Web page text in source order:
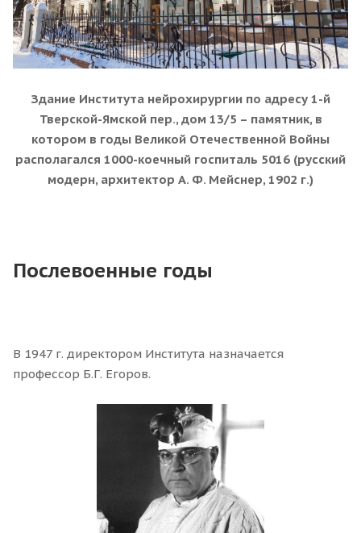
Здание Института нейрохирургии по адресу 1-й
Тверской-Ямской пер., дом 13/5 – памятник, в
котором в годы Великой Отечественной Войны
располагался 1000-коечный госпиталь 5016 (русский
модерн, архитектор А. Ф. Мейснер, 1902 г.)
Послевоенные годы
В 1947 г. директором Института назначается
профессор Б.Г. Егоров.